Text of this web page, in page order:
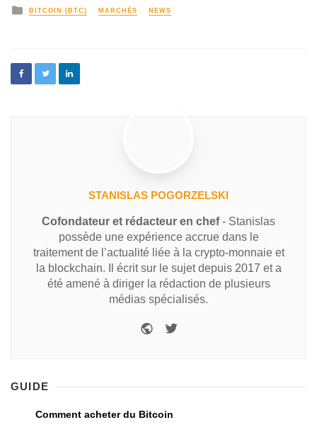
BITCOIN (BTC) MARCHÉS NEWS
STANISLAS POGORZELSKI
Cofondateur et rédacteur en chef- Stanislas
possède une expérience accrue dans le
traitement de l’actualité liée à la crypto-monnaie et
la blockchain. Il écrit sur le sujet depuis 2017 et a
été amené à diriger la rédaction de plusieurs
médias spécialisés.
GUIDE
Comment acheter du Bitcoin